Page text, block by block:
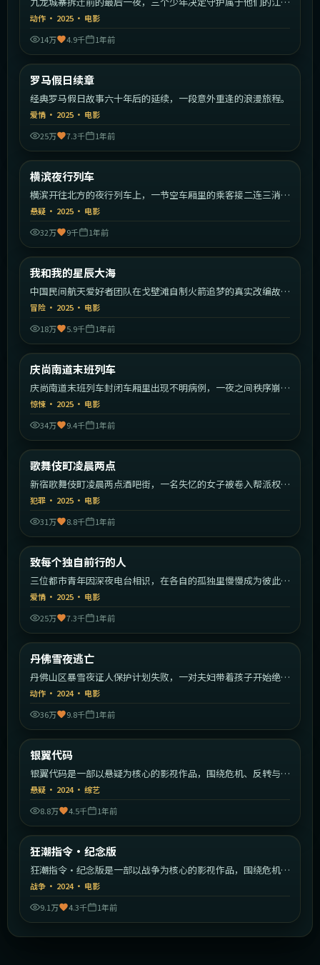
湖。
动作 · 2025 · 电影
14万
4.9千 1年前
最新
罗马假日续章
经典罗马假日故事六十年后的延续，一段意外重逢的浪漫旅程。
爱情 · 2025 · 电影
25万
7.3千 1年前
最新
横滨夜行列车
横滨开往北方的夜行列车上，一节空车厢里的乘客接二连三消
失。
悬疑 · 2025 · 电影
32万
9千 1年前
最新
我和我的星辰大海
中国民间航天爱好者团队在戈壁滩自制火箭追梦的真实改编故
事。
冒险 · 2025 · 电影
18万
5.9千 1年前
最新
庆尚南道末班列车
庆尚南道末班列车封闭车厢里出现不明病例，一夜之间秩序崩
塌。
惊悚 · 2025 · 电影
34万
9.4千 1年前
最新
歌舞伎町凌晨两点
新宿歌舞伎町凌晨两点酒吧街，一名失忆的女子被卷入帮派权力
斗争。
犯罪 · 2025 · 电影
31万
8.8千 1年前
最新
致每个独自前行的人
三位都市青年因深夜电台相识，在各自的孤独里慢慢成为彼此的
灯塔。
爱情 · 2025 · 电影
25万
7.3千 1年前
最新
丹佛雪夜逃亡
丹佛山区暴雪夜证人保护计划失败，一对夫妇带着孩子开始绝命
逃亡。
动作 · 2024· 电影
36万
9.8千 1年前
最新
银翼代码
银翼代码是一部以悬疑为核心的影视作品，围绕危机、反转与人
物成长展开，整体节奏紧凑，值得推荐观看。
悬疑 · 2024· 综艺
8.8万
4.5千 1年前
最新
狂潮指令·纪念版
狂潮指令·纪念版是一部以战争为核心的影视作品，围绕危机、
反转与人物成长展开，整体节奏紧凑，值得推荐观看。
战争 · 2024· 电影
9.1万
4.3千 1年前